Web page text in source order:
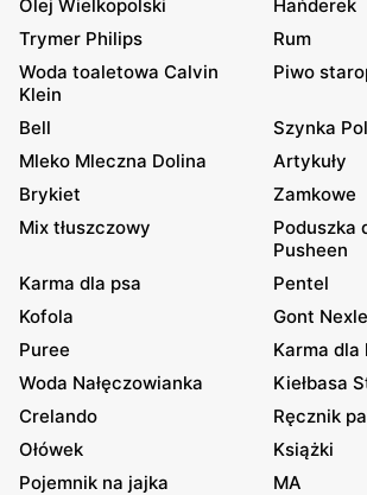
Olej Wielkopolski
Hańderek
Trymer Philips
Rum
Woda toaletowa Calvin
Klein
Piwo
Bell
Szynka
Mleko Mleczna Dolina
Artykuły
Brykiet
Zamkowe
Mix tłuszczowy
Poduszka
Pusheen
Karma dla psa
Pentel
Kofola
Gont
Puree
Karma dla
Woda Nałęczowianka
Kiełbasa
Crelando
Ręcznik
Ołówek
Książki
Pojemnik na jajka
MA